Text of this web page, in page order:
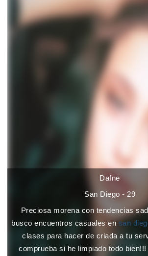
Dafne
San Diego - 29
Preciosa morena con tendencias
busco encuentros casuales en san
clases para hacer de criada a tu
comprueba si he limpiado todo